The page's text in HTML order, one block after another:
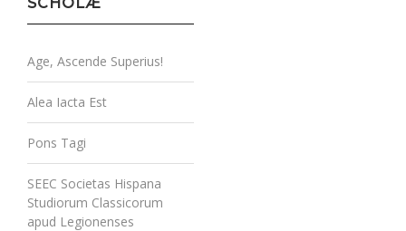
Age, Ascende Superius!
Alea Iacta Est
Pons Tagi
SEEC Societas Hispana
Studiorum Classicorum
apud Legionenses